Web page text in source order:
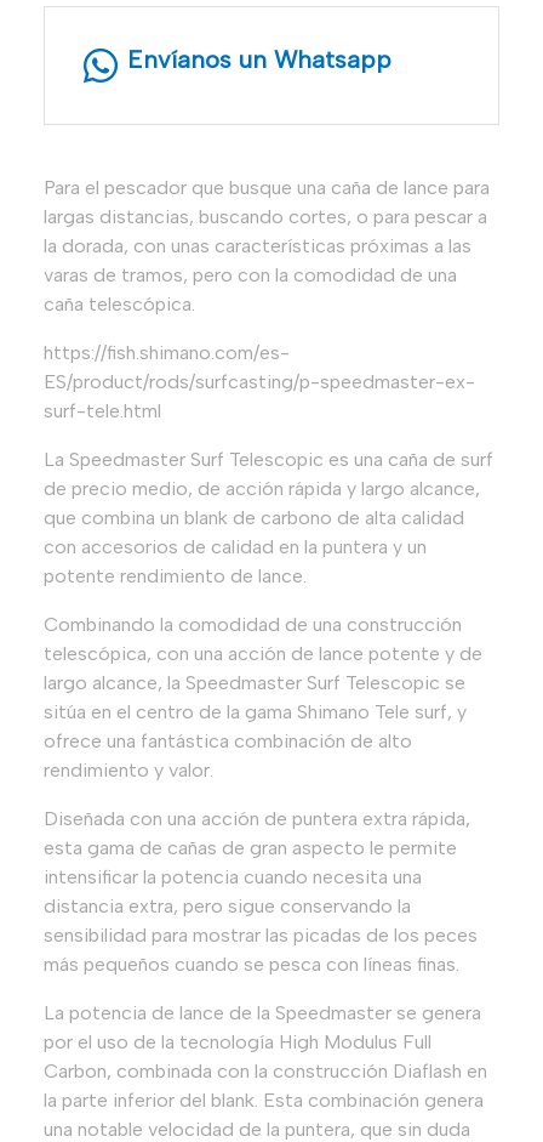
Envíanos un Whatsapp
Para el pescador que busque una caña de lance para
largas distancias, buscando cortes, o para pescar a
la dorada, con unas características próximas a las
varas de tramos, pero con la comodidad de una
caña telescópica.
https://fish.shimano.com/es-
ES/product/rods/surfcasting/p-speedmaster-ex-
surf-tele.html
La Speedmaster Surf Telescopic es una caña de surf
de precio medio, de acción rápida y largo alcance,
que combina un blank de carbono de alta calidad
con accesorios de calidad en la puntera y un
potente rendimiento de lance.
Combinando la comodidad de una construcción
telescópica, con una acción de lance potente y de
largo alcance, la Speedmaster Surf Telescopic se
sitúa en el centro de la gama Shimano Tele surf, y
ofrece una fantástica combinación de alto
rendimiento y valor.
Diseñada con una acción de puntera extra rápida,
esta gama de cañas de gran aspecto le permite
intensificar la potencia cuando necesita una
distancia extra, pero sigue conservando la
sensibilidad para mostrar las picadas de los peces
más pequeños cuando se pesca con líneas finas.
La potencia de lance de la Speedmaster se genera
por el uso de la tecnología High Modulus Full
Carbon, combinada con la construcción Diaflash en
la parte inferior del blank. Esta combinación genera
una notable velocidad de la puntera, que sin duda